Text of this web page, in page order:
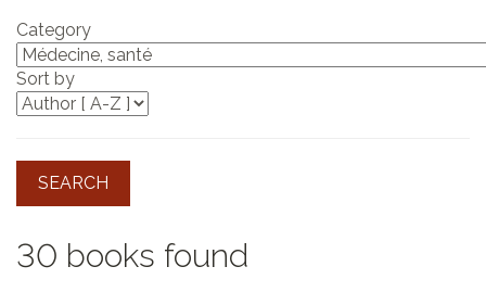
Category
Sort by
SEARCH
30 books found